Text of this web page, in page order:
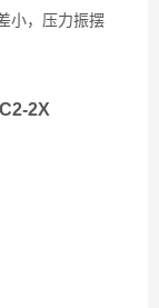
小，压力振摆
2X